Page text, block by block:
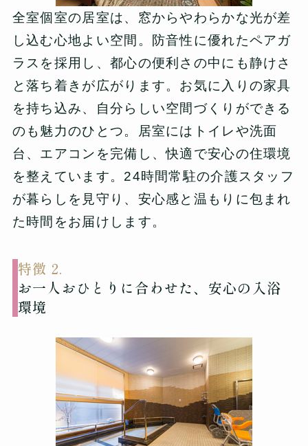
全室個室の居室は、窓からやわらかな光が差
し込む心地よい空間。防音性に優れたペアガ
ラスを採用し、都心の便利さの中にも静けさ
と落ち着きが広がります。お気に入りの家具
を持ち込み、自分らしい空間づくりができる
のも魅力のひとつ。居室にはトイレや洗面
台、エアコンを完備し、快適で安心の住環境
を整えています。24時間常駐の介護スタッフ
が暮らしを見守り、安心感と温もりに包まれ
た時間をお届けします。
特徴 2.
お一人おひとりに合わせた、安心の入浴
環境